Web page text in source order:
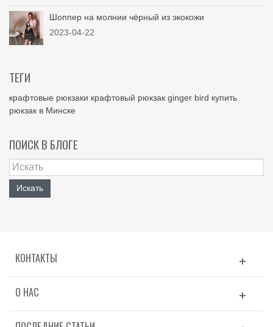
Шоппер на молнии чёрный из экокожи
2023-04-22
ТЕГИ
крафтовые рюкзаки крафтовый рюкзак ginger bird купить
рюкзак в Минске
ПОИСК В БЛОГЕ
Искать
КОНТАКТЫ
О НАС